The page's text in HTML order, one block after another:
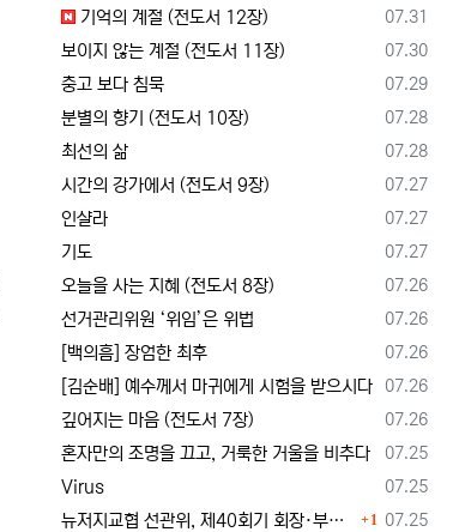
등록일
07.31
기억의 계절 (전도서 12장)
등록일
07.30
보이지 않는 계절 (전도서 11장)
등록일
07.29
충고 보다 침묵
등록일
07.28
분별의 향기 (전도서 10장)
등록일
07.28
최선의 삶
등록일
07.27
시간의 강가에서 (전도서 9장)
등록일
07.27
인샬라
등록일
07.27
기도
등록일
07.26
오늘을 사는 지혜 (전도서 8장)
등록일
07.26
선거관리위원 ‘위임’은 위법
등록일
07.26
[백의흠] 장엄한 최후
등록일
07.26
[김순배] 예수께서 마귀에게 시험을 받으시다
등록일
07.26
깊어지는 마음 (전도서 7장)
등록일
07.25
혼자만의 조명을 끄고, 거룩한 거울을 비추다
등록일
07.25
Virus
등록일
07.25
뉴저지교협 선관위, 제40회기 회장·부회장 등록 및 추천 절차 공고… 선관위 구성 적정성 논란도 제기
댓글
1